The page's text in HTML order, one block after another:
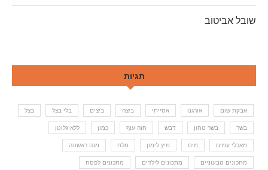
שובל אביטוב
תגיות
אבקת שום אורגנו אסייתי ביצה ביצים בלי בצל בצל
בשר בשר טחון דבש חזה עוף כמון ללא גלוטן
מאכלי עמים מים מיץ לימון מלח מנה ראשונה
מתכונים טבעוניים מתכונים לילדים מתכונים לפסח